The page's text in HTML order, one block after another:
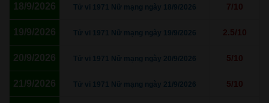
18/9/2026 Tử vi 1971 Nữ mạng ngày 18/9/2026 7/10
19/9/2026 Tử vi 1971 Nữ mạng ngày 19/9/2026 2.5/10
20/9/2026 Tử vi 1971 Nữ mạng ngày 20/9/2026 5/10
21/9/2026 Tử vi 1971 Nữ mạng ngày 21/9/2026 5/10